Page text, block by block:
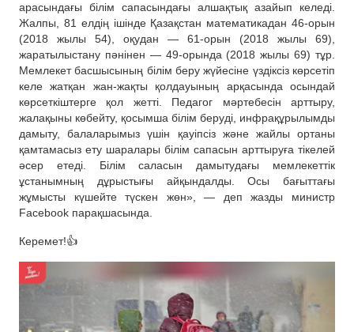
арасындағы білім сапасындағы алшақтық азайып келеді.
Жалпы, 81 елдің ішінде Қазақстан математикадан 46-орын
(2018 жылы 54), оқудан — 61-орын (2018 жылы 69),
жаратылыстану пәнінен — 49-орында (2018 жылы 69) тұр.
Мемлекет басшысының білім беру жүйесіне үздіксіз көрсетіп
келе жатқан жан-жақты қолдауының арқасында осындай
көрсеткіштерге қол жетті. Педагог мәртебесін арттыру,
жалақыны көбейту, қосымша білім беруді, инфрақұрылымды
дамыту, балаларымыз үшін қауіпсіз және жайлы ортаны
қамтамасыз ету шаралары білім сапасын арттыруға тікелей
әсер етеді. Білім саласын дамытудағы мемлекеттік
ұстанымның дұрыстығы айқындалды. Осы бағыттағы
жұмысты күшейте түскен жөн», — деп жазды министр
Facebook парақшасында.
Керемет!👍